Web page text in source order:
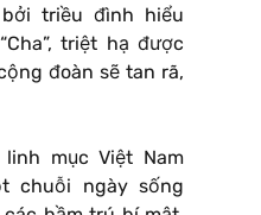
triều đình hiểu
triệt hạ được
đoàn sẽ tan rã,
mục Việt Nam
chuỗi ngày sống